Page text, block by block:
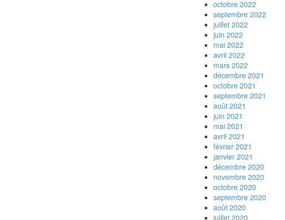
octobre 2022
septembre 2022
juillet 2022
juin 2022
mai 2022
avril 2022
mars 2022
décembre 2021
octobre 2021
septembre 2021
août 2021
juin 2021
mai 2021
avril 2021
février 2021
janvier 2021
décembre 2020
novembre 2020
octobre 2020
septembre 2020
août 2020
juillet 2020